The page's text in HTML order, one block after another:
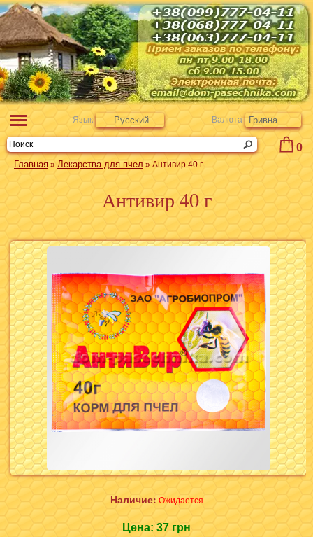
0
Язык Русский Валюта Гривна
Главная» Лекарства для пчел » Антивир 40 г
Антивир 40 г
Наличие:Ожидается
Цена: 37 грн